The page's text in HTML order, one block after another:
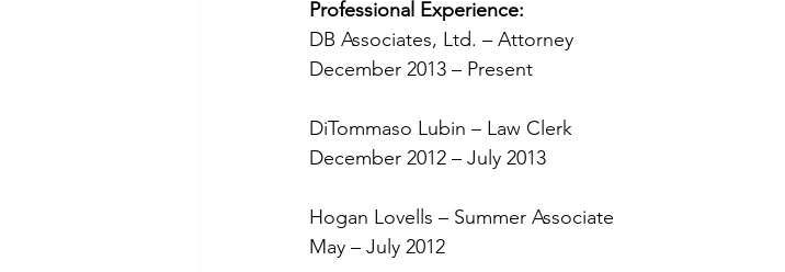
Professional Experience:
DB Associates, Ltd. – Attorney
December 2013 – Present
DiTommaso Lubin – Law Clerk
December 2012 – July 2013
Hogan Lovells – Summer Associate
May – July 2012